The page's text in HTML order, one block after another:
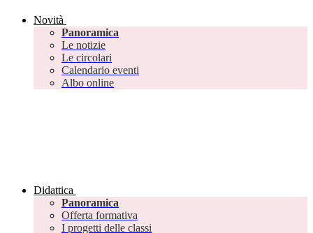
Novità
Panoramica
Le notizie
Le circolari
Calendario eventi
Albo online
Didattica
Panoramica
Offerta formativa
I progetti delle classi